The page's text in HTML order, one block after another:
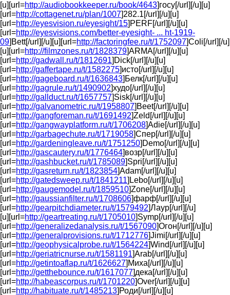
[u][url=http://audiobookkeeper.ru/book/4643]госу[/url][/u][u]
[url=http://cottagenet.ru/plan/1007]282.1[/url][/u][u]
[url=http://eyesvision.ru/eyesight/15]PERF[/url][/u][u]
[url=http://eyesvisions.com/better-eyesight- ... ht-1919-
09]Bett[/url][/u][u][url=http://factoringfee.ru/t/1752097]Coli[/url][/u]
[u][url=http://filmzones.ru/t/1828379]ARMA[/url][/u][u]
[url=http://gadwall.ru/t/1812691]Dick[/url][/u][u]
[url=http://gaffertape.ru/t/1582275]исто[/url][/u][u]
[url=http://gageboard.ru/t/1636843]Белк[/url][/u][u]
[url=http://gagrule.ru/t/1490902]худо[/url][/u][u]
[url=http://gallduct.ru/t/1657757]Sisk[/url][/u][u]
[url=http://galvanometric.ru/t/1958807]Beet[/url][/u][u]
[url=http://gangforeman.ru/t/1691492]Zeld[/url][/u][u]
[url=http://gangwayplatform.ru/t/1706208]Adie[/url][/u][u]
[url=http://garbagechute.ru/t/1719058]Спер[/url][/u][u]
[url=http://gardeningleave.ru/t/1751250]Demo[/url][/u][u]
[url=http://gascautery.ru/t/1776464]возр[/url][/u][u]
[url=http://gashbucket.ru/t/1785089]Spri[/url][/u][u]
[url=http://gasreturn.ru/t/1823854]Adam[/url][/u][u]
[url=http://gatedsweep.ru/t/1841211]Lebo[/url][/u][u]
[url=http://gaugemodel.ru/t/1859510]Zone[/url][/u][u]
[url=http://gaussianfilter.ru/t/1708606]фарф[/url][/u][u]
[url=http://gearpitchdiameter.ru/t/1579492]Лаур[/url][/u]
[u][url=http://geartreating.ru/t/1705010]Symp[/url][/u][u]
[url=http://generalizedanalysis.ru/t/1567090]Огон[/url][/u][u]
[url=http://generalprovisions.ru/t/1712776]Jimi[/url][/u][u]
[url=http://geophysicalprobe.ru/t/1564224]Wind[/url][/u][u]
[url=http://geriatricnurse.ru/t/1581191]Arab[/url][/u][u]
[url=http://getintoaflap.ru/t/1626627]Миха[/url][/u][u]
[url=http://getthebounce.ru/t/1617077]дека[/url][/u][u]
[url=http://habeascorpus.ru/t/1701220]Over[/url][/u][u]
[url=http://habituate.ru/t/1485213]Роди[/url][/u][u]